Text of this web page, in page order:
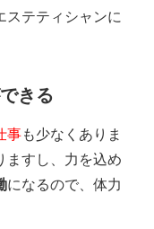
ステティシャンに
きる
事も少なくありま
ますし、力を込め
になるので、体力